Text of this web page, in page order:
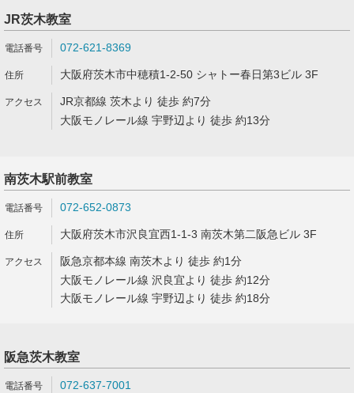
JR茨木教室
072-621-8369
大阪府茨木市中穂積1-2-50 シャトー春日第3ビル 3F
JR京都線 茨木より 徒歩 約7分
大阪モノレール線 宇野辺より 徒歩 約13分
南茨木駅前教室
072-652-0873
大阪府茨木市沢良宜西1-1-3 南茨木第二阪急ビル 3F
阪急京都本線 南茨木より 徒歩 約1分
大阪モノレール線 沢良宜より 徒歩 約12分
大阪モノレール線 宇野辺より 徒歩 約18分
阪急茨木教室
072-637-7001